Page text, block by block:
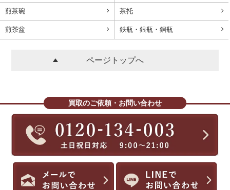
煎茶碗 茶托
煎茶盆 鉄瓶・銀瓶・銅瓶
ページトップへ
買取のご依頼・お問い合わせ